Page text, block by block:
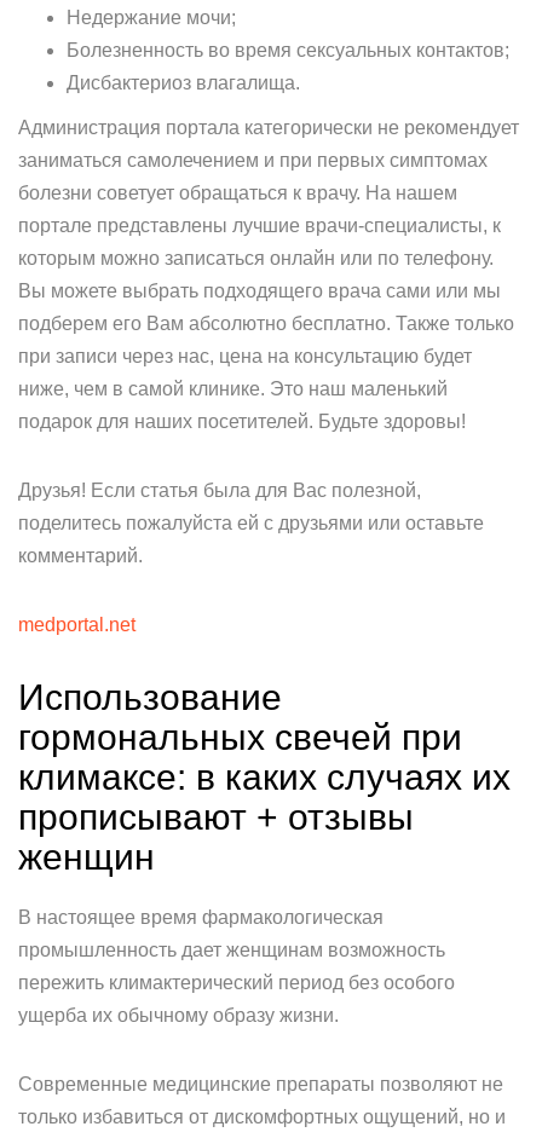
Недержание мочи;
Болезненность во время сексуальных контактов;
Дисбактериоз влагалища.
Администрация портала категорически не рекомендует
заниматься самолечением и при первых симптомах
болезни советует обращаться к врачу. На нашем
портале представлены лучшие врачи-специалисты, к
которым можно записаться онлайн или по телефону.
Вы можете выбрать подходящего врача сами или мы
подберем его Вам абсолютно бесплатно. Также только
при записи через нас, цена на консультацию будет
ниже, чем в самой клинике. Это наш маленький
подарок для наших посетителей. Будьте здоровы!
Друзья! Если статья была для Вас полезной,
поделитесь пожалуйста ей с друзьями или оставьте
комментарий.
medportal.net
Использование
гормональных свечей при
климаксе: в каких случаях их
прописывают + отзывы
женщин
В настоящее время фармакологическая
промышленность дает женщинам возможность
пережить климактерический период без особого
ущерба их обычному образу жизни.
Современные медицинские препараты позволяют не
только избавиться от дискомфортных ощущений, но и